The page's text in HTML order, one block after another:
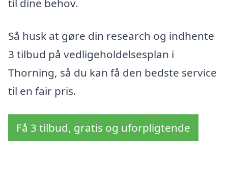
til dine behov.
Så husk at gøre din research og indhente
3 tilbud på vedligeholdelsesplan i
Thorning, så du kan få den bedste service
til en fair pris.
Få 3 tilbud, gratis og uforpligtende